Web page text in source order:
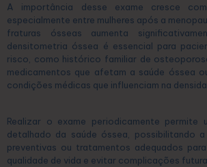
A importância desse exame cresce
especialmente entre mulheres após a
fraturas ósseas aumenta
densitometria óssea é essencial para
risco, como histórico familiar de
medicamentos que afetam a saúde óssea
condições médicas que influenciam na
Realizar o exame periodicamente permite
detalhado da saúde óssea, possibilitando
preventivas ou tratamentos adequados
qualidade de vida e evitar complicações